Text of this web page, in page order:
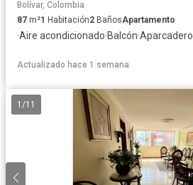
Bolívar, Colombia
87 m²1 Habitación2 BañosApartamento
·Aire acondicionado·Balcón·Aparcadero
Actualizado hace 1 semana
1 /11